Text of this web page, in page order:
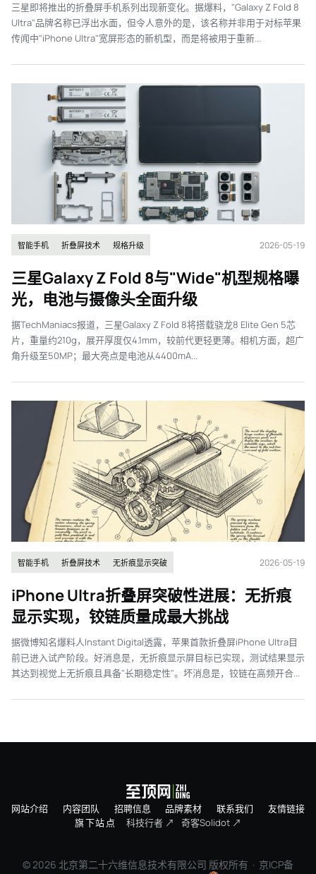
三星即将推出的折叠屏手机系列出现新变化。据爆料，"Galaxy Z Fold 8
Ultra"品牌名称已浮出水面，但令人意外的是，该名称并非用于对标苹果
传闻中"iPhone Ultra"宽屏形态的新机型，而是将被用于重新...
智能手机 折叠屏技术 规格升级 2026-05-19
三星Galaxy Z Fold 8与"Wide"机型规格曝
光，电池与摄像头全面升级
据TechManiacs报道，三星Galaxy Z Fold 8将搭载骁龙8 Elite Gen 5芯
片，重量约210g，展开厚度仅4.1mm，较前代更轻更薄。相机方面，超广
角升级至50MP；最大亮点是电池从4400mA...
智能手机 折叠屏技术 无折痕显示突破 2026-05-19
iPhone Ultra折叠屏突破性进展：无折痕
显示实现，铰链质量成最大挑战
据微博知名爆料人Instant Digital透露，苹果首款折叠屏iPhone Ultra目
前已进入试产阶段。好消息是，无折痕显示屏目标已实现，测试结果显示
其达到视觉上无折痕且具备"长期稳定性"。坏消息是，铰链在高频开合...
网站介绍 内容团队 招聘信息 品牌素材 联系我们
友情链接
旗下站点
科技行者 ↗ 奇客Solidot ↗
© 2026 北京第二十六维信息技术有限公司 版权所有 · 京ICP备